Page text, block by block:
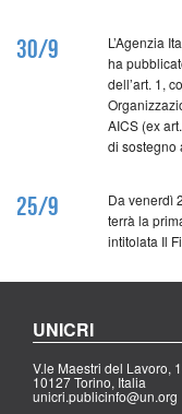
30/9
L’Agenzia
ha
dell’art. 1,
AICS (ex
di sostegno
25/9
Da venerdì
terrà la
intitolata Il
UNICRI
V.le Maestri del Lavoro,
10127 Torino, Italia
unicri.publicinfo@un.org